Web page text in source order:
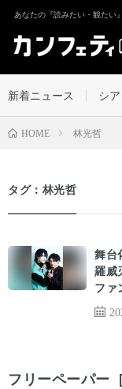
あなたの『読みたい・観たい
新着ニュース シ
HOME 林光哲
タグ：林光哲
舞台
羅威
ファ
フリーペーパー